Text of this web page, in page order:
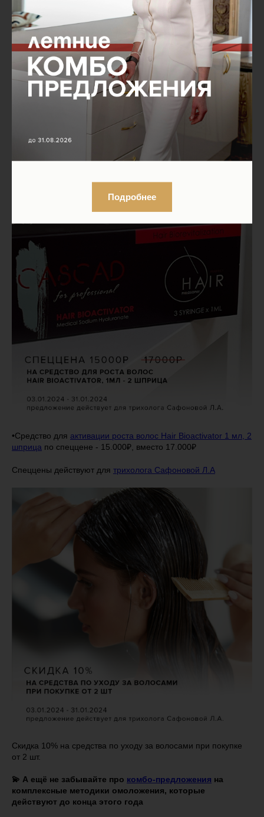
FOTONA трихологическая + биоревитализация Plinest Fast 2
млпо спеццене - 28.500₽, вместо 32.000₽
•Средство для активации роста волос Hair Bioactivator 1 мл, 2
шприца по спеццене - 15.000₽, вместо 17.000₽
Спеццены действуют для трихолога Сафоновой Л.А
Скидка 10% на средства по уходу за волосами при покупке
от 2 шт.
💫 А ещё не забывайте про комбо-предложения на
комплексные методики омоложения, которые
действуют до конца этого года
Подробнее